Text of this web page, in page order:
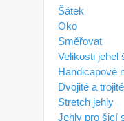
Šátek
Oko
Směřovat
Velikosti jehel
Handicapové
Dvojité a
Stretch jehly
Jehly pro šicí